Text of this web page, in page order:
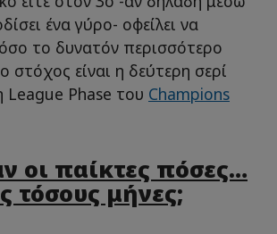
ένα γύρο- οφείλει να
το δυνατόν περισσότερο
στόχος είναι η δεύτερη σερί
Phase του Champions
οι παίκτες πόσες…
τόσους μήνες;